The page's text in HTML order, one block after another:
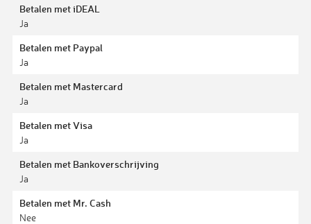
Betalen met iDEAL
Ja
Betalen met Paypal
Ja
Betalen met Mastercard
Ja
Betalen met Visa
Ja
Betalen met Bankoverschrijving
Ja
Betalen met Mr. Cash
Nee